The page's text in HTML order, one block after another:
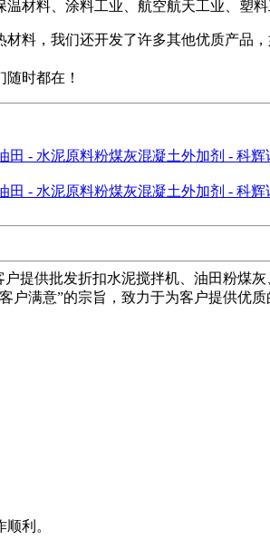
材料、涂料工业、航空航天工业、塑
料，我们还开发了许多其他优质产品，
时都在！
提供批发折扣水泥搅拌机、油田粉煤
满意”的宗旨，致力于为客户提供优
利。